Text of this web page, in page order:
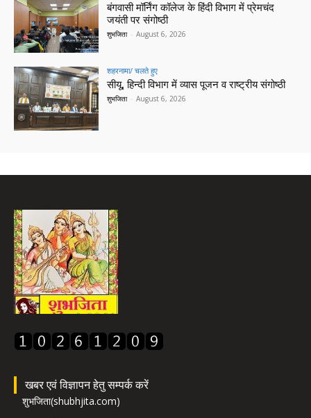
बंगवासी मॉर्निंग कॉलेज के हिंदी विभाग में प्रेमचंद
जयंती पर संगोष्ठी
शुभजिता - August 6, 2026
शहरनामा/ चलते हुए
सीयू, हिन्दी विभाग में व्यास पूजन व राष्ट्रीय संगोष्ठी
शुभजिता - August 6, 2026
खबर एवं विज्ञापन हेतु सम्पर्क करें
शुभजिता(shubhjita.com)